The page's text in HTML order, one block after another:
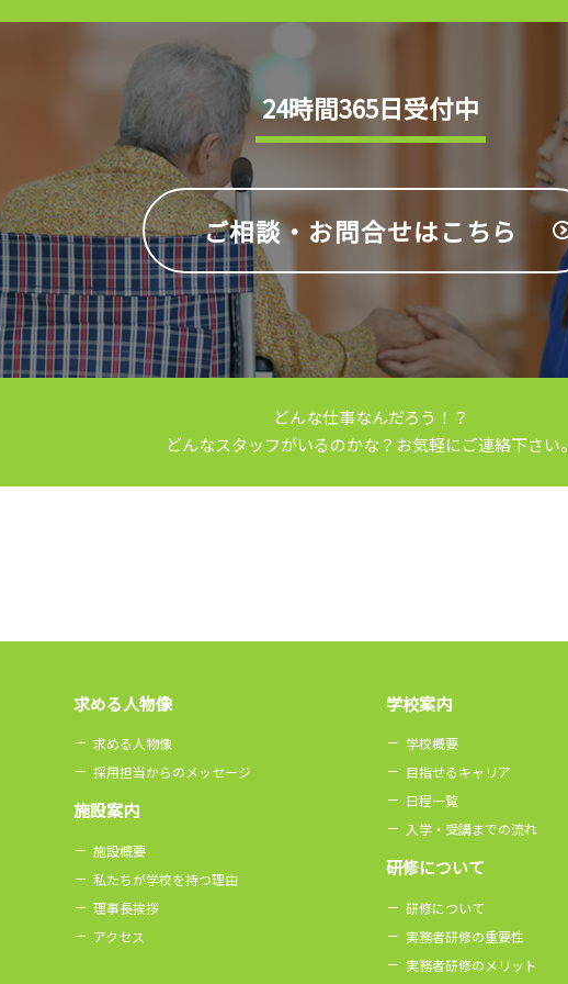
24時間365日受付中
ご相談・お問合せはこちら
どんな仕事なんだろう！？
どんなスタッフがいるのかな？ お気軽にご連絡下さい。
求める人物像
求める人物像
採用担当からのメッセージ
施設案内
施設概要
私たちが学校を持つ理由
理事長挨拶
アクセス
学校案内
学校概要
目指せるキャリア
日程一覧
入学・受講までの流れ
研修について
研修について
実務者研修の重要性
実務者研修のメリット